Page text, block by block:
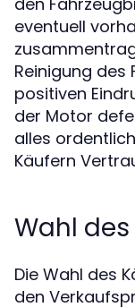
eventuell
Reinigung des
positiven
der Motor
alles
Käufern
Wahl
Die Wahl des
den